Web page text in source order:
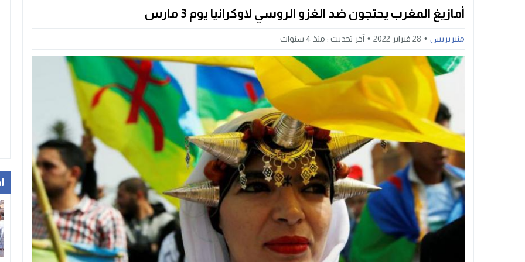
أمازيغ المغرب يحتجون ضد الغزو الروسي لاوكرانيا يوم 3 مارس
منبربريس 28 فبراير 2022 آخر تحديث : منذ 4 سنوات